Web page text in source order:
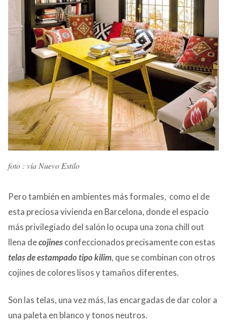
foto : vía Nuevo Estilo
Pero también en ambientes más formales, como el de
esta preciosa vivienda en Barcelona, donde el espacio
más privilegiado del salón lo ocupa una zona chill out
llena decojinesconfeccionados precisamente con estas
telas de estampado tipo kilim, que se combinan con otros
cojines de colores lisos y tamaños diferentes.
Son las telas, una vez más, las encargadas de dar color a
una paleta en blanco y tonos neutros.